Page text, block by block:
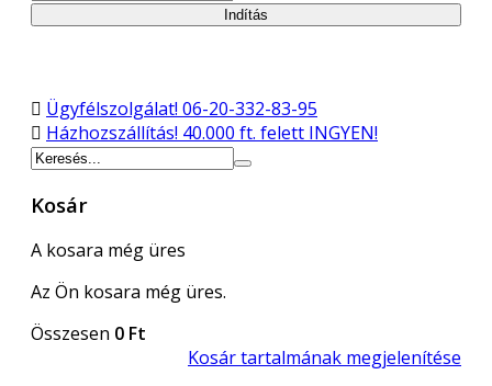
Indítás
Ügyfélszolgálat! 06-20-332-83-95
Házhozszállítás! 40.000 ft. felett INGYEN!
Kosár
A kosara még üres
Az Ön kosara még üres.
Összesen 0 Ft
Kosár tartalmának megjelenítése